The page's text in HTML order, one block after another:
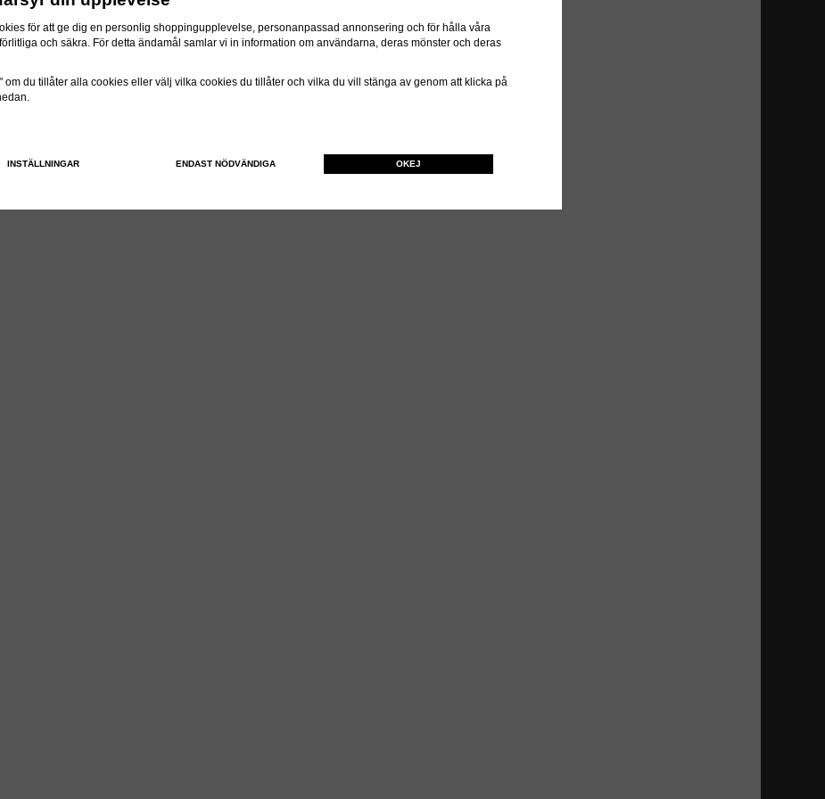
för att ge dig en personlig shoppingupplevelse, personanpassad annonsering och för hålla våra
och säkra. För detta ändamål samlar vi in information om användarna, deras mönster och deras
om du tillåter alla cookies eller välj vilka cookies du tillåter och vilka du vill stänga av genom att klicka på
INSTÄLLNINGAR ENDAST NÖDVÄNDIGA OKEJ